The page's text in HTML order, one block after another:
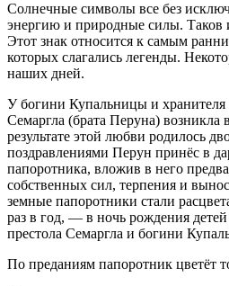
Солнечные символы все без
энергию и природные силы. Таков
Этот знак относится к самым
которых слагались легенды.
наших дней.
У богини Купальницы и хранителя
Семаргла (брата Перуна) возникла
результате этой любви родилось
поздравлениями Перун принёс в
папоротника, вложив в него
собственных сил, терпения и
земные папоротники стали
раз в год, ― в ночь рождения
престола Семаргла и богини
По преданиям папоротник цветёт